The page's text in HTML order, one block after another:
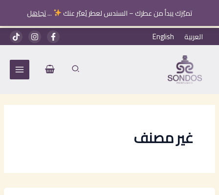
تميّزك يبدأ من عطرك – السندس لعطر يُعبّر عنك ...تجاهل
تخطي
إلى
العربية English
غير مصنف